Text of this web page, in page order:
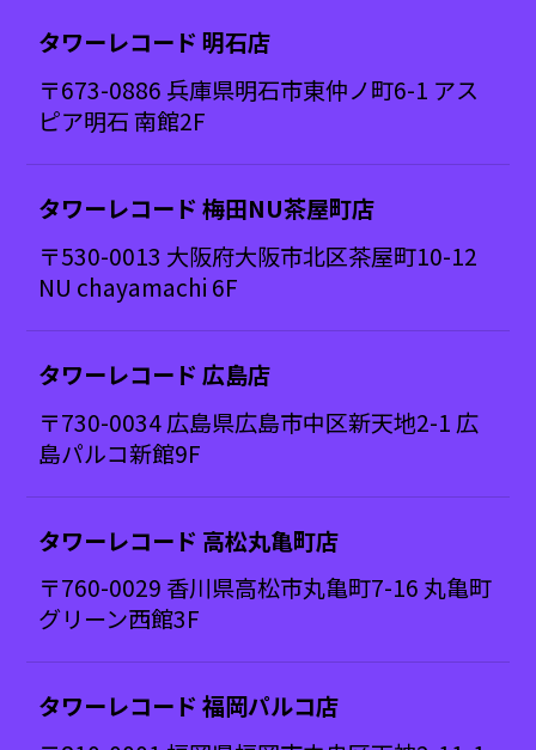
タワーレコード 明石店
〒673-0886 兵庫県明石市東仲ノ町6-1 アス
ピア明石 南館2F
タワーレコード 梅田NU茶屋町店
〒530-0013 大阪府大阪市北区茶屋町10-12
NU chayamachi 6F
タワーレコード 広島店
〒730-0034 広島県広島市中区新天地2-1 広
島パルコ新館9F
タワーレコード 高松丸亀町店
〒760-0029 香川県高松市丸亀町7-16 丸亀町
グリーン西館3F
タワーレコード 福岡パルコ店